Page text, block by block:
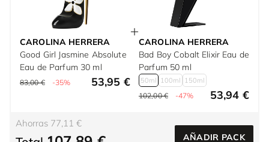
CAROLINA HERRERA
Good Girl Jasmine Absolute
Eau de Parfum 30 ml
83,00 € -35% 53,95 €
CAROLINA HERRERA
Bad Boy Cobalt Elixir Eau de
Parfum 50 ml
50ml 100ml 150ml
102,00 € -47% 53,94 €
Ahorras 77,11 €
AÑADIR PACK